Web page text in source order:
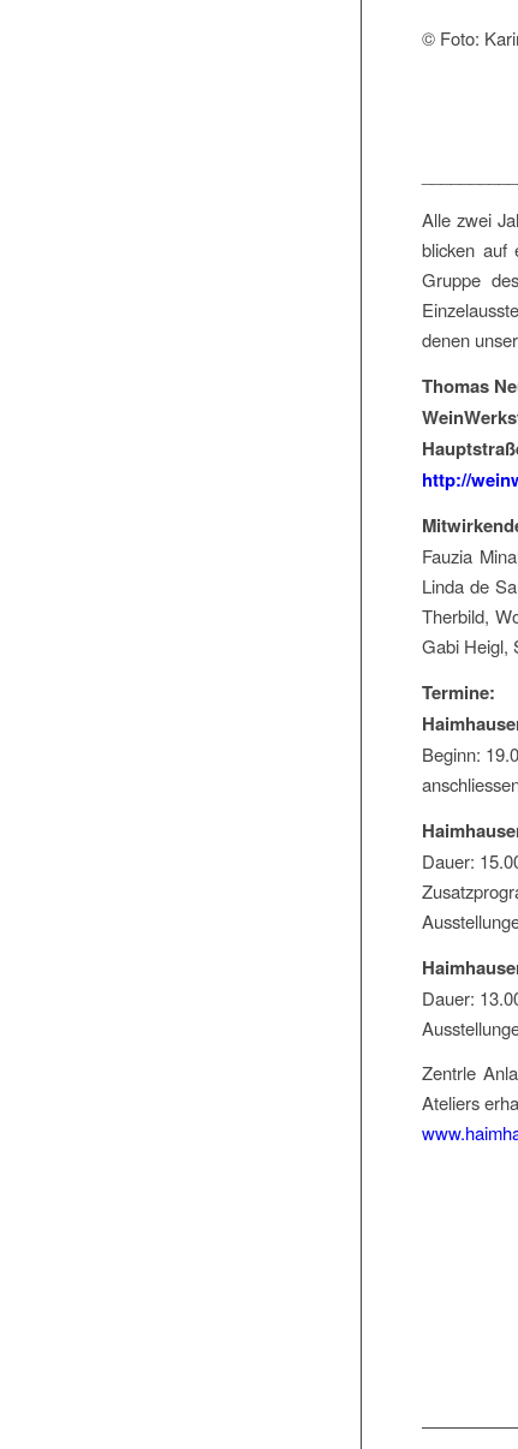
© Foto:
Alle zwei
blicken auf
Gruppe
denen
Thomas
http://
Fauzia
Linda de
Therbild,
Gabi Heigl,
Termine:
Beginn:
Dauer:
Dauer:
Zentrle
Ateliers